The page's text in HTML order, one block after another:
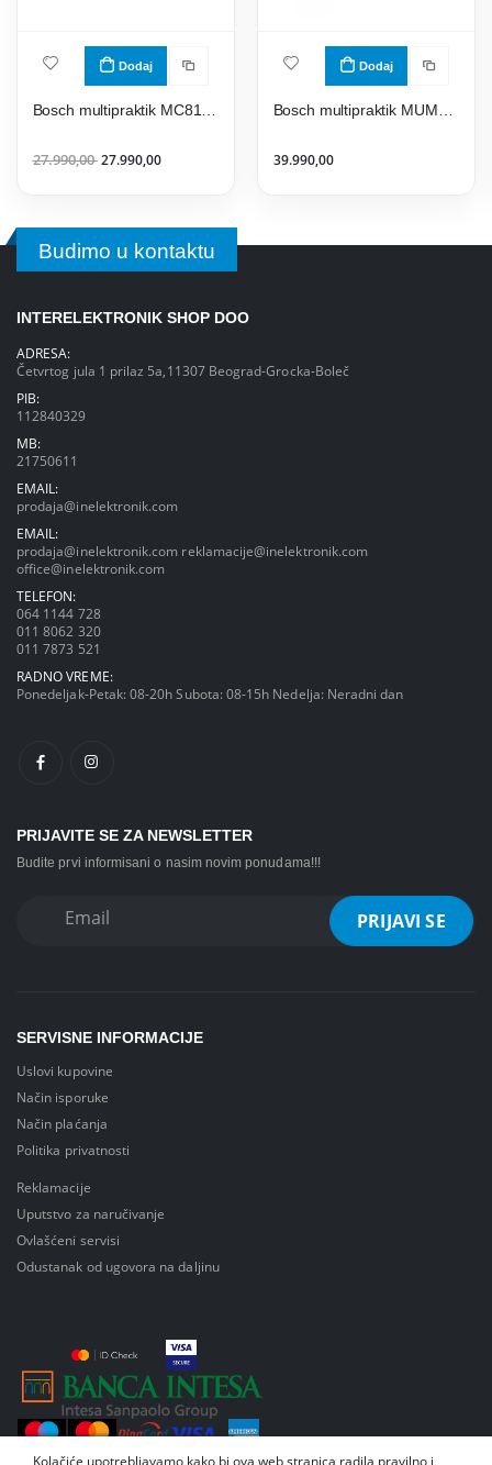
Dodaj
27.990,0027.990,00
Dodaj
39.990,00
Budimo u kontaktu
INTERELEKTRONIK SHOP DOO
ADRESA:
Četvrtog jula 1 prilaz 5a,11307 Beograd-Grocka-Boleč
PIB:
112840329
MB:
21750611
EMAIL:
prodaja@inelektronik.com
EMAIL:
prodaja@inelektronik.com reklamacije@inelektronik.com
office@inelektronik.com
TELEFON:
064 1144 728
011 8062 320
011 7873 521
RADNO VREME:
Ponedeljak-Petak: 08-20h Subota: 08-15h Nedelja: Neradni dan
PRIJAVITE SE ZA NEWSLETTER
Budite prvi informisani o nasim novim ponudama!!!
SERVISNE INFORMACIJE
Uslovi kupovine
Način isporuke
Način plaćanja
Politika privatnosti
Reklamacije
Uputstvo za naručivanje
Ovlašćeni servisi
Odustanak od ugovora na daljinu
Kolačiće upotrebljavamo kako bi ova web stranica radila pravilno i